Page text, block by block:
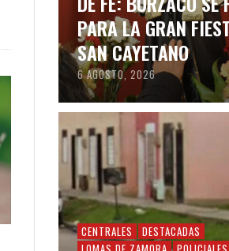
PARA LA GRAN
SAN CAYETANO
6 AGOSTO, 2026
CENTRALES
DESTACADAS